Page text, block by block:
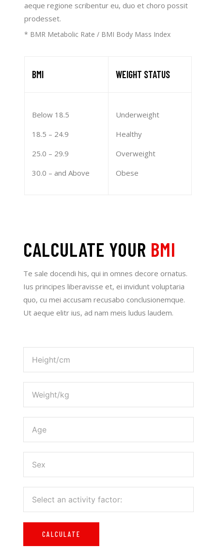
aeque regione scribentur eu, duo et choro possit
prodesset.
* BMR Metabolic Rate / BMI Body Mass Index
BMI WEIGHT STATUS
Below 18.5
18.5 – 24.9
25.0 – 29.9
30.0 – and Above
Underweight
Healthy
Overweight
Obese
CALCULATE YOUR BMI
Te sale docendi his, qui in omnes decore ornatus.
Ius principes liberavisse et, ei invidunt voluptaria
quo, cu mei accusam recusabo conclusionemque.
Ut aeque elitr ius, ad nam meis ludus laudem.